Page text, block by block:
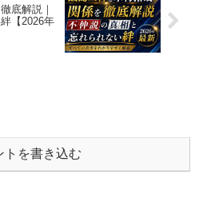
底解説｜
【2026年
トを書き込む